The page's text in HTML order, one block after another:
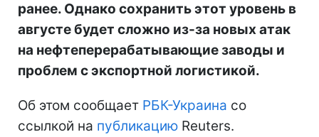
ранее. Однако сохранить этот уровень в
августе будет сложно из-за новых атак
на нефтеперерабатывающие заводы и
проблем с экспортной логистикой.
Об этом сообщает РБК-Украина со
ссылкой на публикацию Reuters.